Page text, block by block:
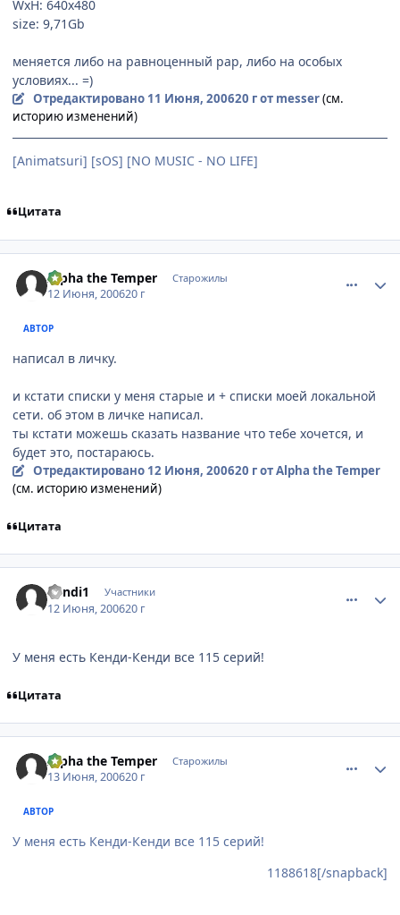
WxH: 640x480
size: 9,71Gb
меняется либо на равноценный рар, либо на особых
условиях... =)
Отредактировано 11 Июня, 200620 гот messer(см.
историю изменений)
[Animatsuri] [sOS] [NO MUSIC - NO LIFE]
Цитата
Alpha the Temper Старожилы
12 Июня, 200620 г
АВТОР
написал в личку.
и кстати списки у меня старые и + списки моей локальной
сети. об этом в личке написал.
ты кстати можешь сказать название что тебе хочется, и
будет это, постараюсь.
Отредактировано 12 Июня, 200620 гот Alpha the Temper
(см. историю изменений)
Цитата
kendi1 Участники
12 Июня, 200620 г
У меня есть Кенди-Кенди все 115 серий!
Цитата
Alpha the Temper Старожилы
13 Июня, 200620 г
АВТОР
У меня есть Кенди-Кенди все 115 серий!
1188618[/snapback]